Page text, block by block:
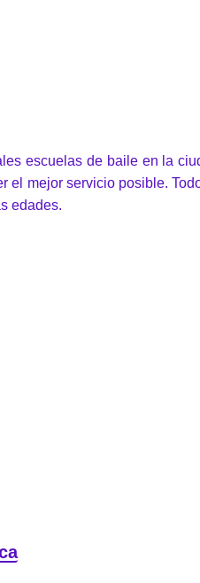
escuelas de baile en la
el mejor servicio posible.
edades.